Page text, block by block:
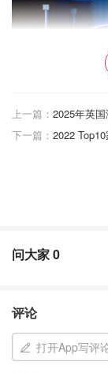
国最大的连锁电影
国共计有122家
线收购，所以可以
ODEON常常有
（点此申请），
上一篇：
下一篇：
问大家0
评论
打开App写评